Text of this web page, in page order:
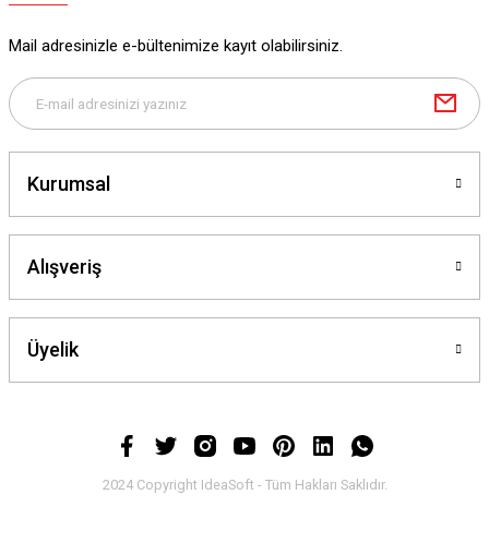
Mail adresinizle e-bültenimize kayıt olabilirsiniz.
Kurumsal
Alışveriş
Üyelik
2024 Copyright IdeaSoft - Tüm Hakları Saklıdır.